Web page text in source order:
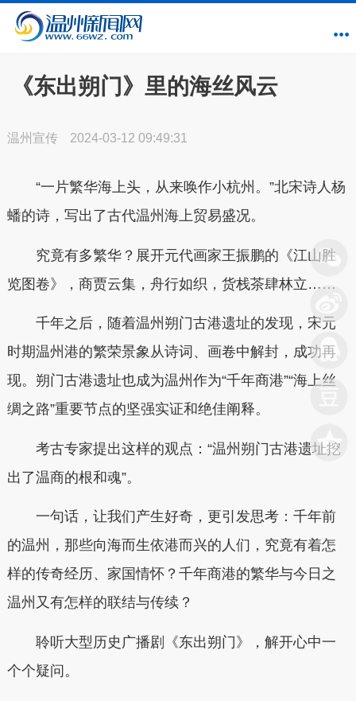
《东出朔门》里的海丝风云
温州宣传 2024-03-12 09:49:31
“一片繁华海上头，从来唤作小杭州。”北宋诗人杨
蟠的诗，写出了古代温州海上贸易盛况。
究竟有多繁华？展开元代画家王振鹏的《江山胜
览图卷》，商贾云集，舟行如织，货栈茶肆林立……
千年之后，随着温州朔门古港遗址的发现，宋元
时期温州港的繁荣景象从诗词、画卷中解封，成功再
现。朔门古港遗址也成为温州作为“千年商港”“海上丝
绸之路”重要节点的坚强实证和绝佳阐释。
考古专家提出这样的观点：“温州朔门古港遗址挖
出了温商的根和魂”。
一句话，让我们产生好奇，更引发思考：千年前
的温州，那些向海而生依港而兴的人们，究竟有着怎
样的传奇经历、家国情怀？千年商港的繁华与今日之
温州又有怎样的联结与传续？
聆听大型历史广播剧《东出朔门》，解开心中一
个个疑问。